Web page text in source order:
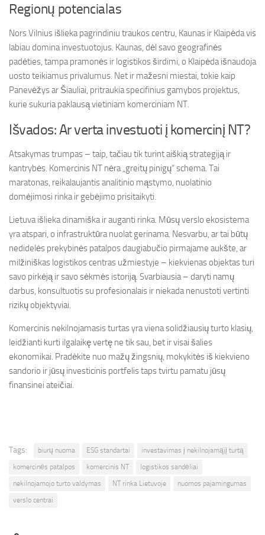
Regionų potencialas
Nors Vilnius išlieka pagrindiniu traukos centru, Kaunas ir Klaipėda vis
labiau domina investuotojus. Kaunas, dėl savo geografinės
padėties, tampa pramonės ir logistikos širdimi, o Klaipėda išnaudoja
uosto teikiamus privalumus. Net ir mažesni miestai, tokie kaip
Panevėžys ar Šiauliai, pritraukia specifinius gamybos projektus,
kurie sukuria paklausą vietiniam komerciniam NT.
Išvados: Ar verta investuoti į komercinį NT?
Atsakymas trumpas – taip, tačiau tik turint aiškią strategiją ir
kantrybės. Komercinis NT nėra „greitų pinigų“ schema. Tai
maratonas, reikalaujantis analitinio mąstymo, nuolatinio
domėjimosi rinka ir gebėjimo prisitaikyti.
Lietuva išlieka dinamiška ir auganti rinka. Mūsų verslo ekosistema
yra atspari, o infrastruktūra nuolat gerinama. Nesvarbu, ar tai būtų
nedidelės prekybinės patalpos daugiabučio pirmajame aukšte, ar
milžiniškas logistikos centras užmiestyje – kiekvienas objektas turi
savo pirkėją ir savo sėkmės istoriją. Svarbiausia – daryti namų
darbus, konsultuotis su profesionalais ir niekada nenustoti vertinti
rizikų objektyviai.
Komercinis nekilnojamasis turtas yra viena solidžiausių turto klasių,
leidžianti kurti ilgalaikę vertę ne tik sau, bet ir visai šalies
ekonomikai. Pradėkite nuo mažų žingsnių, mokykitės iš kiekvieno
sandorio ir jūsų investicinis portfelis taps tvirtu pamatu jūsų
finansinei ateičiai.
Tags: biurų nuoma ESG standartai
investavimas į nekilnojamąjį turtą
komercinės patalpos
komercinis NT
logistikos sandėliai
nekilnojamojo turto valdymas
NT rinka Lietuvoje
nuomos pajamingumas
verslo centrai